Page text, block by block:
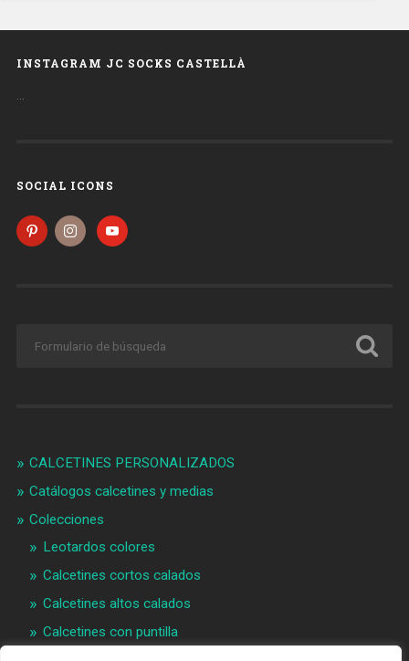
INSTAGRAM JC SOCKS CASTELLÀ
…
SOCIAL ICONS
CALCETINES PERSONALIZADOS
Catálogos calcetines y medias
Colecciones
Leotardos colores
Calcetines cortos calados
Calcetines altos calados
Calcetines con puntilla